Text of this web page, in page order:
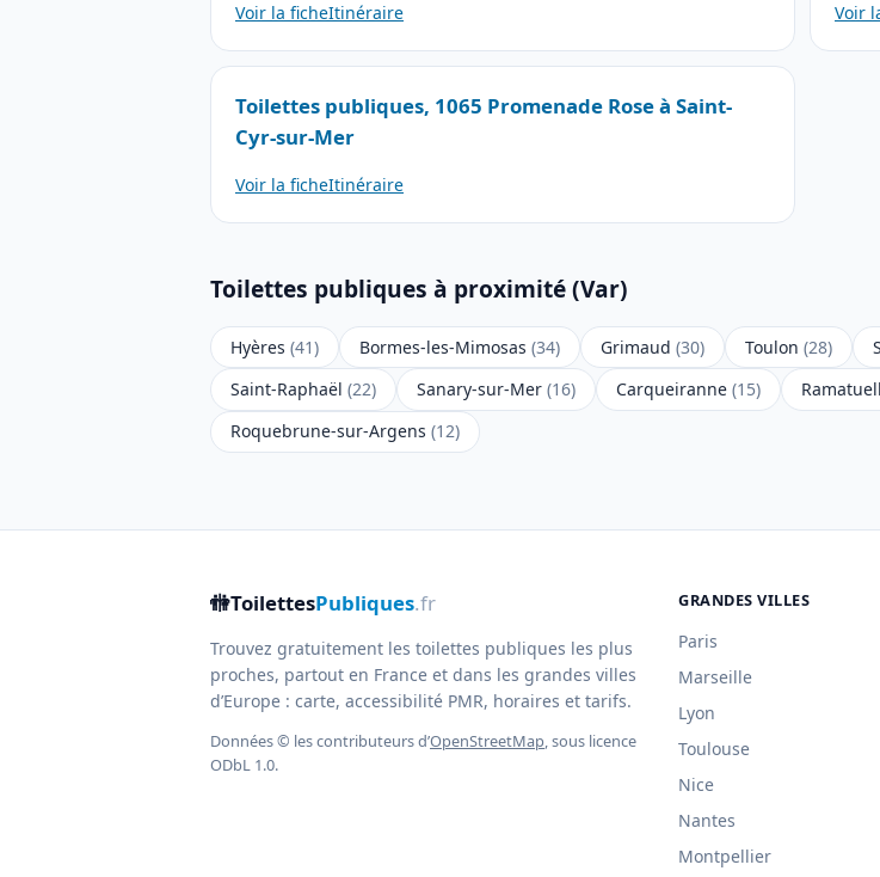
Voir la ficheItinéraire Voir
Toilettes publiques, 1065 Promenade Rose à Saint-
Cyr-sur-Mer
Voir la ficheItinéraire
Toilettes publiques à proximité (Var)
Hyères (41) Bormes-les-Mimosas (34) Grimaud (30) Toulon (28)
Saint-Raphaël (22) Sanary-sur-Mer (16) Carqueiranne (15)
Roquebrune-sur-Argens (12)
🚻ToilettesPubliques.fr
Trouvez gratuitement les toilettes publiques les plus
proches, partout en France et dans les grandes villes
d’Europe : carte, accessibilité PMR, horaires et tarifs.
Données © les contributeurs d’OpenStreetMap, sous licence
ODbL 1.0.
GRANDES VILLES
Paris
Marseille
Lyon
Toulouse
Nice
Nantes
Montpellier